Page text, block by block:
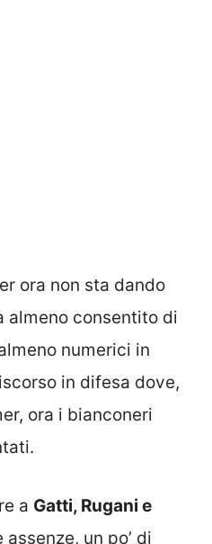
ora non sta dando
almeno consentito di
numerici in
in difesa dove,
ora i bianconeri
a Gatti, Rugani e
un po’ di